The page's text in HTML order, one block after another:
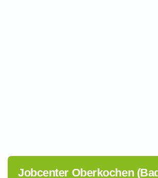
Jobcenter Oberkochen